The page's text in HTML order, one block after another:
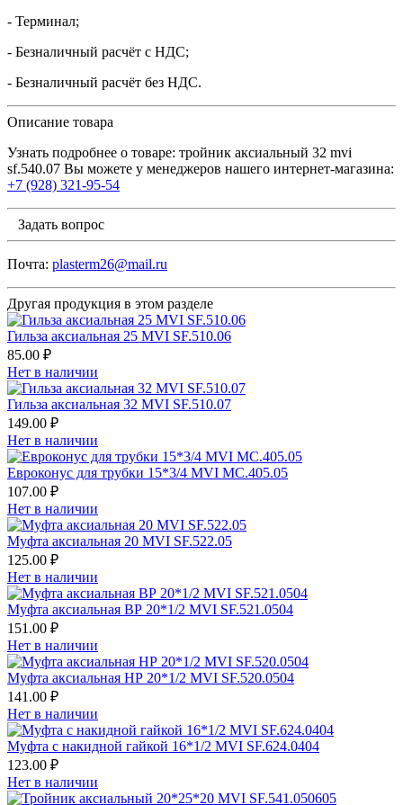
- Терминал;
- Безналичный расчёт с НДС;
- Безналичный расчёт без НДС.
Описание товара
Узнать подробнее о товаре: тройник аксиальный 32 mvi
sf.540.07 Вы можете у менеджеров нашего интернет-магазина:
+7 (928) 321-95-54
Задать вопрос
Почта: plasterm26@mail.ru
Другая продукция в этом разделе
Гильза аксиальная 25 MVI SF.510.06
85.00 ₽
Нет в наличии
Гильза аксиальная 32 MVI SF.510.07
149.00 ₽
Нет в наличии
Евроконус для трубки 15*3/4 MVI MC.405.05
107.00 ₽
Нет в наличии
Муфта аксиальная 20 MVI SF.522.05
125.00 ₽
Нет в наличии
Муфта аксиальная ВР 20*1/2 MVI SF.521.0504
151.00 ₽
Нет в наличии
Муфта аксиальная НР 20*1/2 MVI SF.520.0504
141.00 ₽
Нет в наличии
Муфта с накидной гайкой 16*1/2 MVI SF.624.0404
123.00 ₽
Нет в наличии